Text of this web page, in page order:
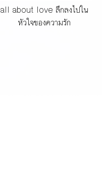
all about love ลึกลงไปใน
หัวใจของความรัก